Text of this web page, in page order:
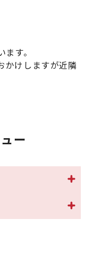
す。
かけしますが近隣
ー